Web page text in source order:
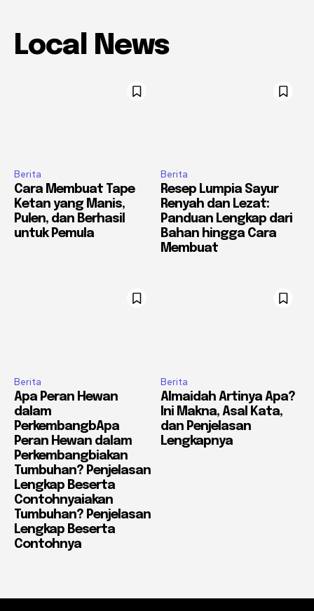
Local News
Berita
Cara Membuat Tape
Ketan yang Manis,
Pulen, dan Berhasil
untuk Pemula
Berita
Resep Lumpia Sayur
Renyah dan Lezat:
Panduan Lengkap dari
Bahan hingga Cara
Membuat
Berita
Apa Peran Hewan
dalam
PerkembangbApa
Peran Hewan dalam
Perkembangbiakan
Tumbuhan? Penjelasan
Lengkap Beserta
Contohnyaiakan
Tumbuhan? Penjelasan
Lengkap Beserta
Contohnya
Berita
Almaidah Artinya Apa?
Ini Makna, Asal Kata,
dan Penjelasan
Lengkapnya